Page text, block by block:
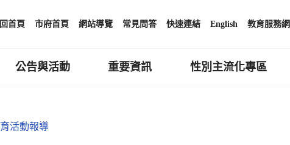
回首頁 市府首頁 網站導覽 常見問答 快速連結 English 教育服務網
公告與活動 重要資訊 性別主流化專區
活動報導